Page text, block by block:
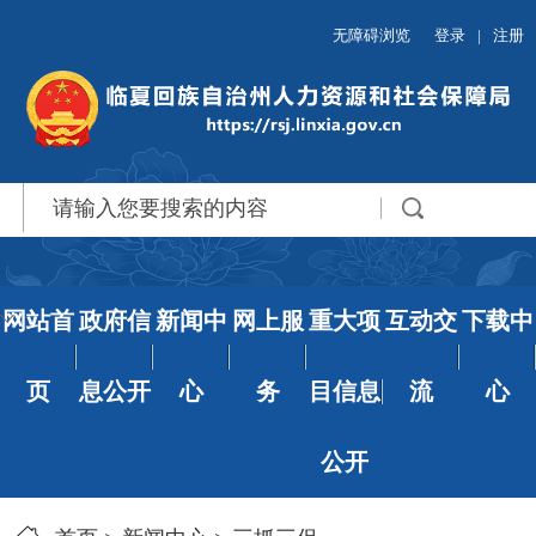
无障碍浏览 登录 | 注册
网站首
页
政府信
息公开
新闻中
心
网上服
务
重大项
目信息
公开
互动交
流
下载中
心